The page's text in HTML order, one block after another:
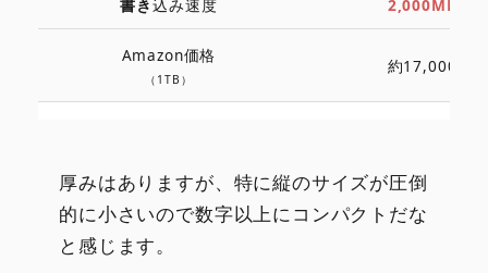
書き込み速度 2,000MB/s
Amazon価格
（1TB）
約17,000円
厚みはありますが、特に縦のサイズが圧倒
的に小さいので数字以上にコンパクトだな
と感じます。